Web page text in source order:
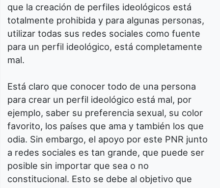
que la creación de perfiles ideológicos está
totalmente prohibida y para algunas personas,
utilizar todas sus redes sociales como fuente
para un perfil ideológico, está completamente
mal.
Está claro que conocer todo de una persona
para crear un perfil ideológico está mal, por
ejemplo, saber su preferencia sexual, su color
favorito, los países que ama y también los que
odia. Sin embargo, el apoyo por este PNR junto
a redes sociales es tan grande, que puede ser
posible sin importar que sea o no
constitucional. Esto se debe al objetivo que